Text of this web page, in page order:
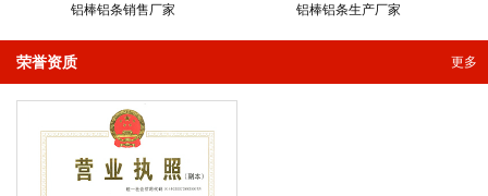
铝棒铝条销售厂家 铝棒铝条生产厂家
更多
荣誉资质